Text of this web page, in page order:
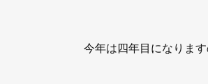
今年は四年目になりま